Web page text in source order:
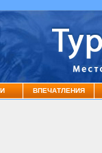
ВПЕЧАТЛЕНИЯ